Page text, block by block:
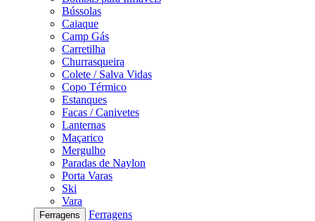
Bússolas
Caiaque
Camp Gás
Carretilha
Churrasqueira
Colete / Salva Vidas
Copo Térmico
Estanques
Facas / Canivetes
Lanternas
Maçarico
Mergulho
Paradas de Naylon
Porta Varas
Ski
Vara
Ferragens
Ferragens